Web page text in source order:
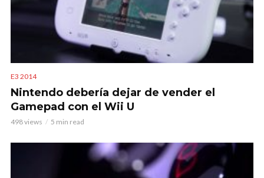
E3 2014
Nintendo debería dejar de vender el
Gamepad con el Wii U
498 views 5 min read